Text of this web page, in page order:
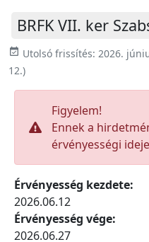
BRFK VII. ker
event_available Utolsó frissítés: 2026.
12.)
Figyelem!
Ennek a
érvényességi
Érvényesség kezdete:
2026.06.12
Érvényesség vége:
2026.06.27